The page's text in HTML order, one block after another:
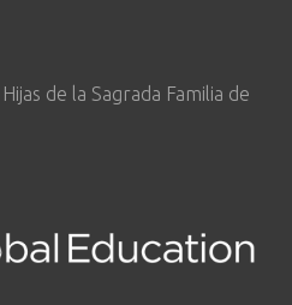
de la Sagrada Familia de